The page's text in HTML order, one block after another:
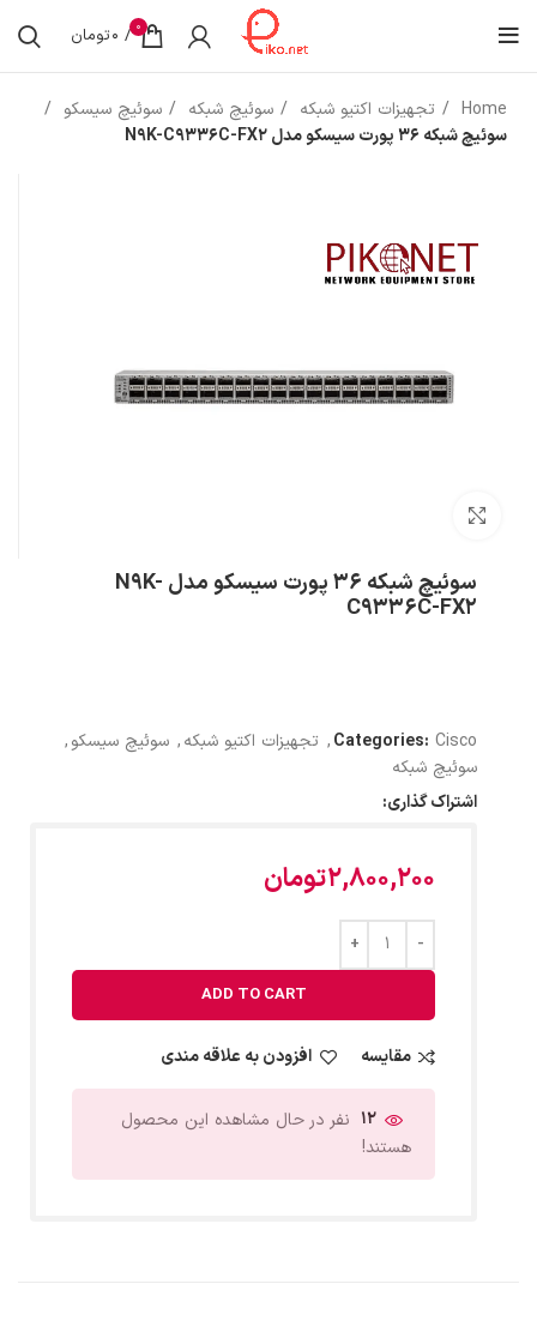
0
/
0تومان
Home تجهیزات اکتیو شبکه سوئیچ شبکه
سوئیچ سیسکو
سوئیچ شبکه 36 پورت سیسکو مدل N9K-C9336C-FX2
سوئیچ شبکه 36 پورت سیسکو مدل N9K-
C9336C-FX2
Categories: Cisco
, تجهیزات اکتیو شبکه, سوئیچ سیسکو,
سوئیچ شبکه
اشتراک گذاری:
2,800,200تومان
ADD TO CART
مقایسه افزودن به علاقه مندی
12 نفر در حال مشاهده این محصول
هستند!